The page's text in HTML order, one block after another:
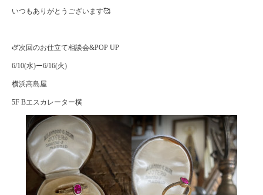
いつもありがとうございます🥰
🫏次回のお仕立て相談会&POP UP
6/10(水)ー6/16(火)
横浜高島屋
5F Bエスカレーター横